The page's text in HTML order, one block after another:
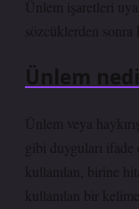
Ünlem işaretleri
sözcüklerden sonra
Ünlem
Ünlem veya
gibi duyguları ifade
kullanılan, birine
kullanılan bir